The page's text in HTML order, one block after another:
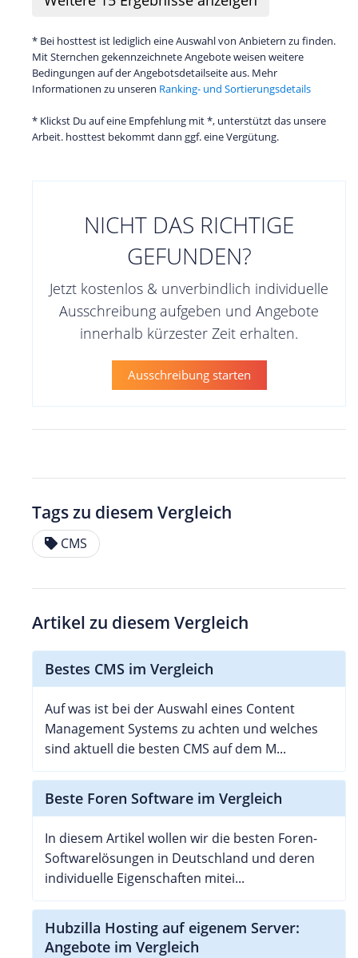
* Bei hosttest ist lediglich eine Auswahl von Anbietern zu finden.
Mit Sternchen gekennzeichnete Angebote weisen weitere
Bedingungen auf der Angebotsdetailseite aus. Mehr
Informationen zu unseren Ranking- und Sortierungsdetails
* Klickst Du auf eine Empfehlung mit *, unterstützt das unsere
Arbeit. hosttest bekommt dann ggf. eine Vergütung.
NICHT DAS RICHTIGE
GEFUNDEN?
Jetzt kostenlos & unverbindlich individuelle
Ausschreibung aufgeben und Angebote
innerhalb kürzester Zeit erhalten.
Ausschreibung starten
Tags zu diesem Vergleich
CMS
Artikel zu diesem Vergleich
Bestes CMS im Vergleich
Auf was ist bei der Auswahl eines Content
Management Systems zu achten und welches
sind aktuell die besten CMS auf dem M...
Beste Foren Software im Vergleich
In diesem Artikel wollen wir die besten Foren-
Softwarelösungen in Deutschland und deren
individuelle Eigenschaften mitei...
Hubzilla Hosting auf eigenem Server:
Angebote im Vergleich